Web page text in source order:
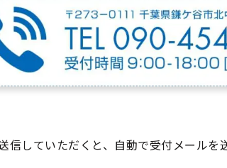
していただくと、自動で受付メールを